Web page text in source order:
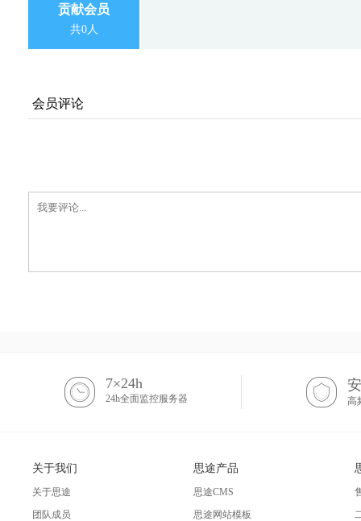
贡献会员
共0人
会员评论
7×24h
24h全面监控服务器 高
关于我们
关于思途
团队成员
思途产品
思途CMS
思途网站模板